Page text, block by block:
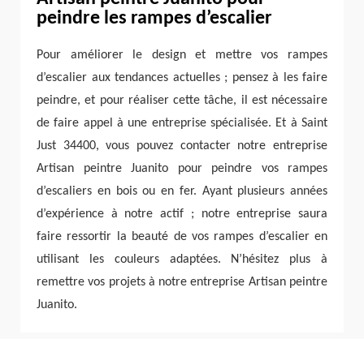
peindre les rampes d’escalier
Pour améliorer le design et mettre vos rampes
d’escalier aux tendances actuelles ; pensez à les faire
peindre, et pour réaliser cette tâche, il est nécessaire
de faire appel à une entreprise spécialisée. Et à Saint
Just 34400, vous pouvez contacter notre entreprise
Artisan peintre Juanito pour peindre vos rampes
d’escaliers en bois ou en fer. Ayant plusieurs années
d’expérience à notre actif ; notre entreprise saura
faire ressortir la beauté de vos rampes d’escalier en
utilisant les couleurs adaptées. N’hésitez plus à
remettre vos projets à notre entreprise Artisan peintre
Juanito.